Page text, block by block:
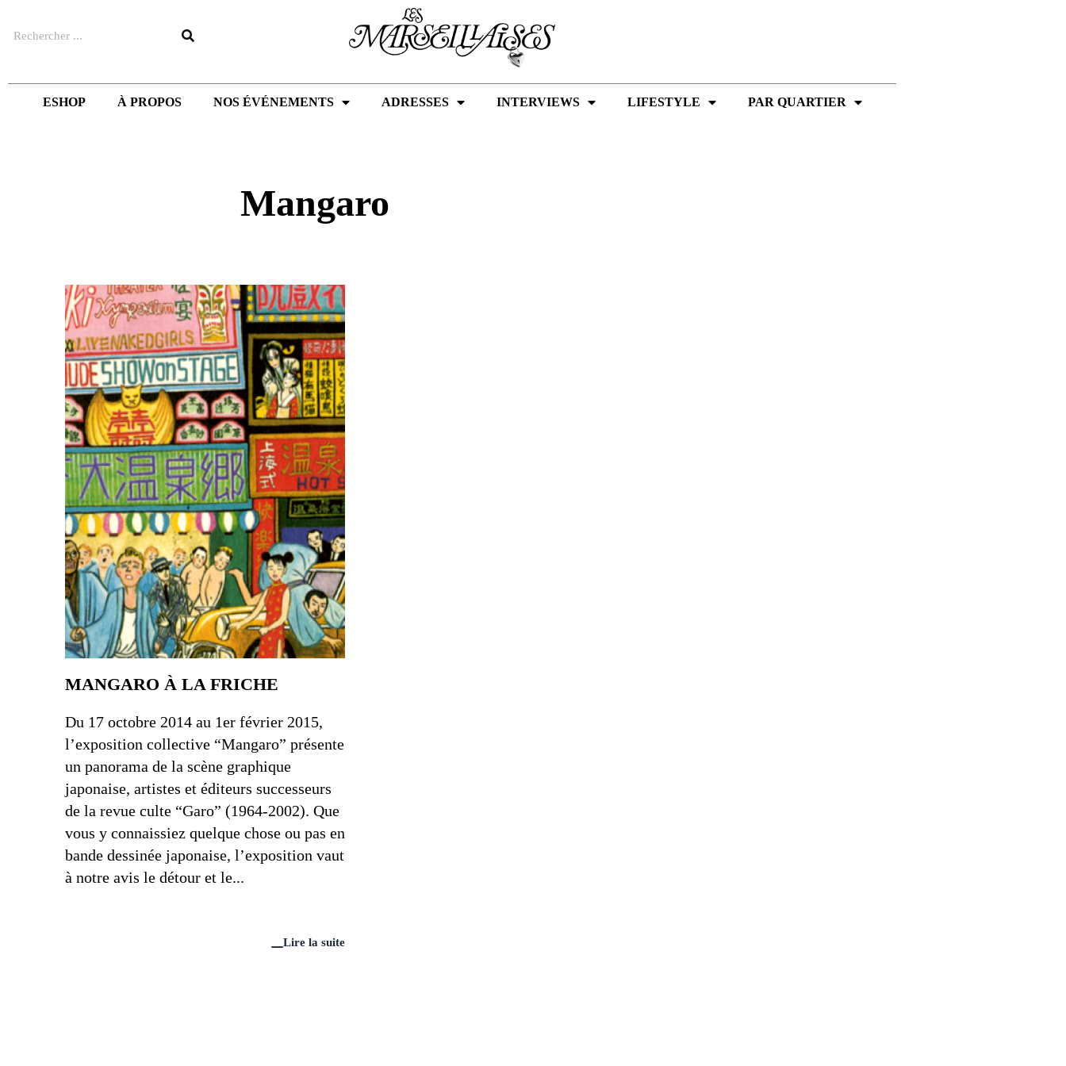
ESHOP À PROPOS NOS ÉVÉNEMENTS ADRESSES INTERVIEWS LIFESTYLE PAR QUARTIER
Mangaro
MANGARO À LA FRICHE
Du 17 octobre 2014 au 1er février 2015,
l’exposition collective “Mangaro” présente
un panorama de la scène graphique
japonaise, artistes et éditeurs successeurs
de la revue culte “Garo” (1964-2002). Que
vous y connaissiez quelque chose ou pas en
bande dessinée japonaise, l’exposition vaut
à notre avis le détour et le...
Lire la suite